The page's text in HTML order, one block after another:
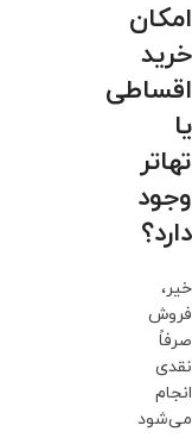
امکان
خرید
اقساطی
یا
تهاتر
وجود
دارد؟
خیر،
فروش
صرفاً
نقدی
انجام
می‌شود